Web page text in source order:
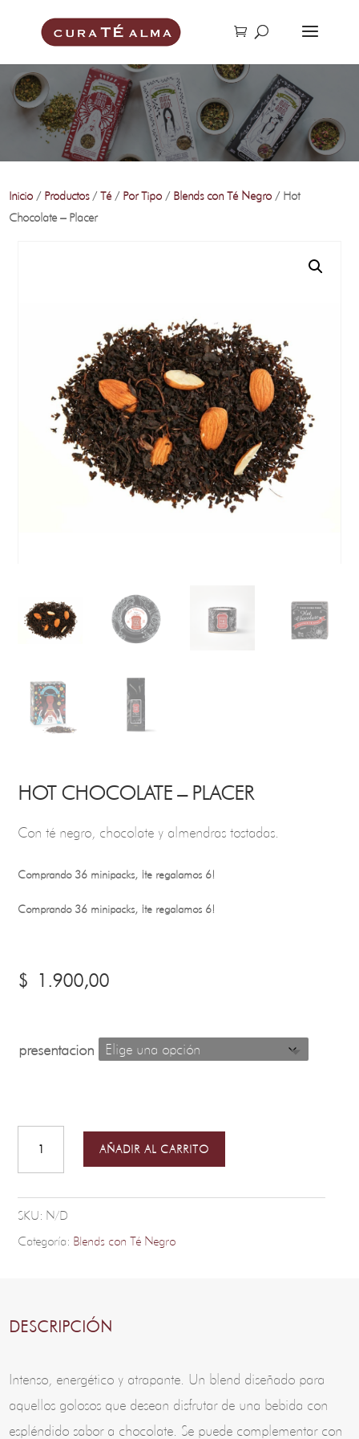
Inicio / Productos/Té/ Por Tipo / Blends con Té Negro / Hot
Chocolate – Placer
HOT CHOCOLATE – PLACER
Con té negro, chocolate y almendras tostadas.
Comprando 36 minipacks, ¡te regalamos 6!
Comprando 36 minipacks, ¡te regalamos 6!
$ 1.900,00
presentacion
Chocolate
AÑADIR AL CARRITO
SKU: N/D
Categoría: Blends con Té Negro
DESCRIPCIÓN
Intenso, energético y atrapante. Un blend diseñado para
aquellos golosos que desean disfrutar de una bebida con
espléndido sabor a chocolate. Se puede complementar con